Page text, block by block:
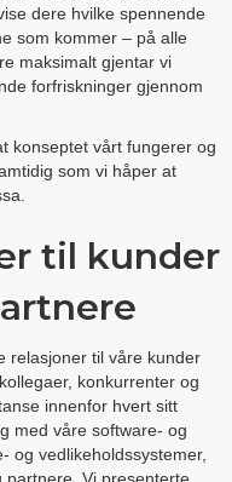
dere hvilke spennende
som kommer – på alle
maksimalt gjentar vi
forfriskninger gjennom
konseptet vårt fungerer og
som vi håper at
til kunder
relasjoner til våre kunder
konkurrenter og
innenfor hvert sitt
med våre software- og
og vedlikeholdssystemer,
partnere. Vi presenterte